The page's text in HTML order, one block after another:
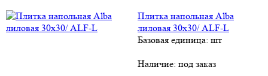
Плитка напольная Alba
лиловая 30х30/ АLF-L
Базовая единица: шт
Наличие: под заказ